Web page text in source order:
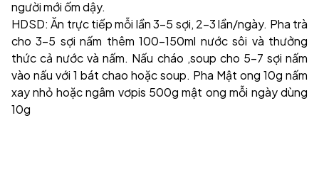
người mới ốm dậy.
HDSD: Ăn trực tiếp mỗi lần 3-5 sợi, 2-3 lần/ngày. Pha trà
cho 3-5 sợi nấm thêm 100-150ml nước sôi và thưởng
thức cả nước và nấm. Nấu cháo ,soup cho 5-7 sợi nấm
vào nấu với 1 bát chao hoặc soup. Pha Mật ong 10g nấm
xay nhỏ hoặc ngâm vơpis 500g mật ong mỗi ngày dùng
10g